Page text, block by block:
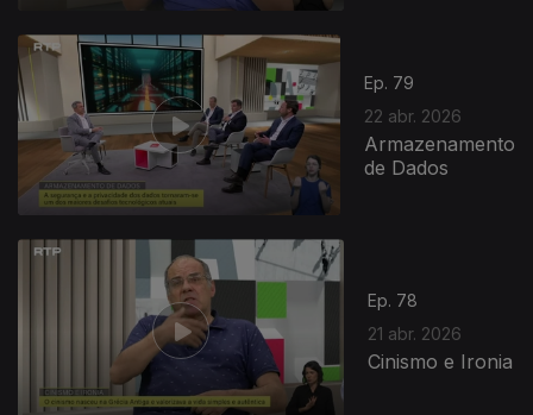
Ep. 79
22 abr. 2026
Armazenamento
de Dados
Ep. 78
21 abr. 2026
Cinismo e Ironia